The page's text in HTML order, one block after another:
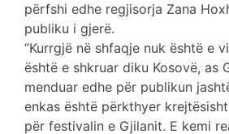
përfshi edhe regjisorja Zana
publiku i gjerë.
“Kurrgjë në shfaqje nuk është e
është e shkruar diku Kosovë, as
menduar edhe për publikun
enkas është përkthyer
për festivalin e Gjilanit. E kemi